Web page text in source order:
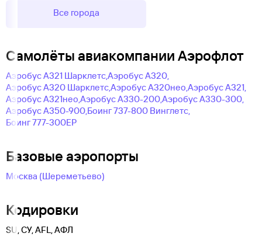
Все города
Самолëты авиакомпании Аэрофлот
Аэробус A321 Шарклетс,Аэробус А320,
Аэробус А320 Шарклетс,Аэробус А320нео,Аэробус А321,
Аэробус А321нео,Аэробус А330-200,Аэробус А330-300,
Аэробус А350-900,Боинг 737-800 Винглетс,
Боинг 777-300ЕР
Базовые аэропорты
Москва (Шереметьево)
Кодировки
SU, СУ, AFL, АФЛ